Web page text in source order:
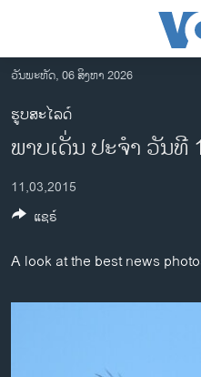
ເຂົ້າ
ຫາ
ຂ້າມ
ຂ້າມ
ໄປ
ຫາ
ຄົ້ນ
ລາວ
ອາເມຣິກາ
ການເລືອກຕັ້ງ ປະທານາທີບໍດີ ສະຫ
ຂ່າວ​ຈີນ
ໂລກ
ວັນພະຫັດ, 06 ສິງຫາ 2026
ຮູບສະໄລດ໌
ພາບ​ເດັ່ນ ປະ​ຈຳ ວັນ​ທີ
11,03,2015
A look at the best news
ແຊຣ໌